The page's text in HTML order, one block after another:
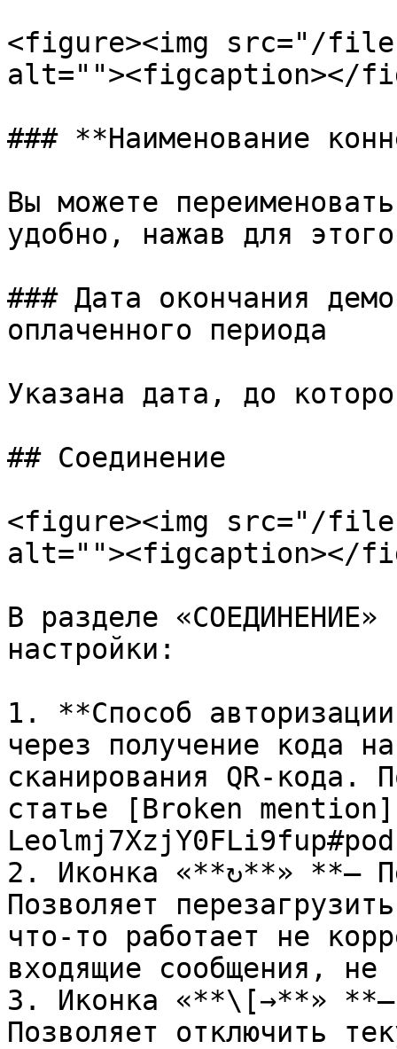
<figure><img src="/files/
alt=""><figcaption></
### **Наименование
Вы можете
удобно, нажав для
### Дата окончания
оплаченного периода
Указана дата, до
## Соединение
<figure><img src="/
alt=""><figcaption></
В разделе «СОЕДИНЕНИЕ»
настройки:
1. **Способ
через получение кода
сканирования QR-кода.
статье [Broken
2. Иконка «**↻**» **–
Позволяет
что-то работает не
входящие сообщения,
3. Иконка «**\[→**» **–
Позволяет отключить